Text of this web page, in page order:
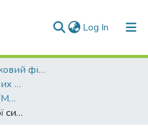
Log In (current)
Навчально-науковий фізико-технічний інститут (НН ФТІ)
Кафедра математичних методів захисту інформації (ММЗІ)
Магістерські роботи (ММЗІ)
Побудова ефективної системи електронного голосування з використанням ланцюгів блоків